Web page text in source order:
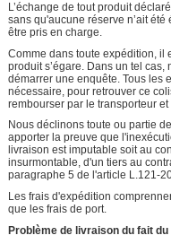
L’échange de tout produit
sans qu'aucune réserve n’ait
être pris en charge.
Comme dans toute expédition, il
produit s’égare. Dans un tel
démarrer une enquête. Tous les
nécessaire, pour retrouver ce
rembourser par le transporteur
Nous déclinons toute ou partie
apporter la preuve que
livraison est imputable soit au
insurmontable, d'un tiers au
paragraphe 5 de l'article L.121-
Les frais d'expédition
que les frais de port.
Problème de livraison du fait